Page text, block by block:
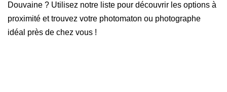
Douvaine ? Utilisez notre liste pour découvrir les options à
proximité et trouvez votre photomaton ou photographe
idéal près de chez vous !